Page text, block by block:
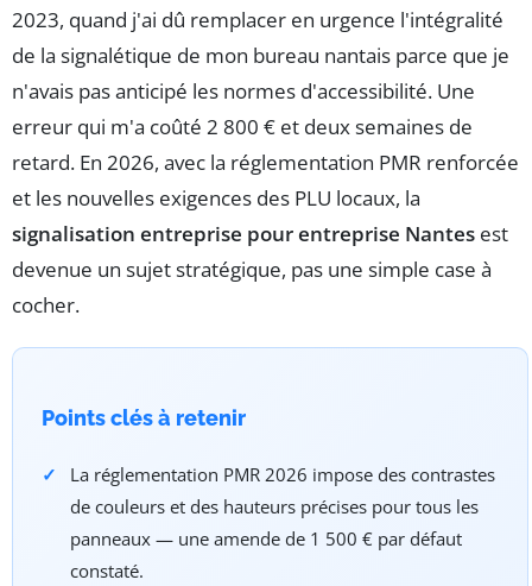
2023, quand j'ai dû remplacer en urgence l'intégralité
de la signalétique de mon bureau nantais parce que je
n'avais pas anticipé les normes d'accessibilité. Une
erreur qui m'a coûté 2 800 € et deux semaines de
retard. En 2026, avec la réglementation PMR renforcée
et les nouvelles exigences des PLU locaux, la
signalisation entreprise pour entreprise Nantes est
devenue un sujet stratégique, pas une simple case à
cocher.
Points clés à retenir
La réglementation PMR 2026 impose des contrastes
de couleurs et des hauteurs précises pour tous les
panneaux — une amende de 1 500 € par défaut
constaté.